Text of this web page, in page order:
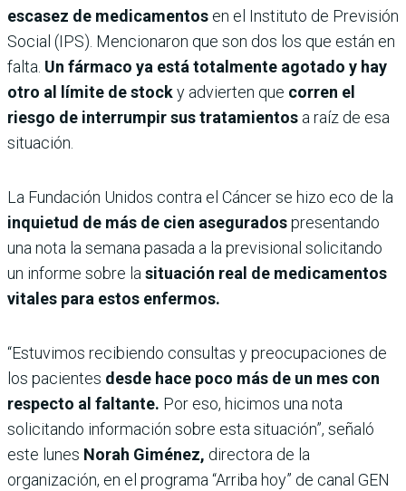
escasez de medicamentos en el Instituto de Previsión
Social (IPS). Mencionaron que son dos los que están en
falta. Un fármaco ya está totalmente agotado y hay
otro al límite de stocky advierten que corren el
riesgo de interrumpir sus tratamientos a raíz de esa
situación.
La Fundación Unidos contra el Cáncer se hizo eco de la
inquietud de más de cien aseguradospresentando
una nota la semana pasada a la previsional solicitando
un informe sobre lasituación real de medicamentos
vitales para estos enfermos.
“Estuvimos recibiendo consultas y preocupaciones de
los pacientes desde hace poco más de un mes con
respecto al faltante. Por eso, hicimos una nota
solicitando información sobre esta situación”, señaló
este lunes Norah Giménez, directora de la
organización, en el programa “Arriba hoy” de canal GEN